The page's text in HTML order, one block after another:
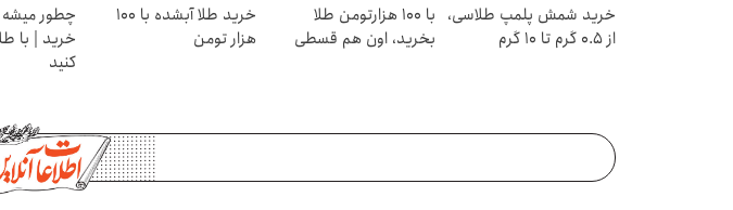
خرید شمش پلمپ طلاسی،
از ۰.۵ گرم تا ۱۰ گرم
با ۱۰۰ هزارتومن طلا
بخرید، اون هم قسطی
خرید طلا آبشده با 100
هزار تومن
چطور
خرید | با
کنید